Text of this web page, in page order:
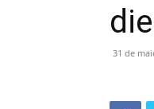
31 de